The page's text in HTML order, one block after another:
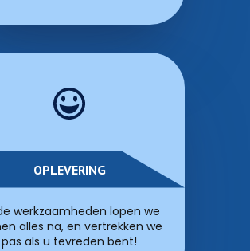
OPLEVERING
werkzaamheden lopen we
alles na, en vertrekken we
pas als u tevreden bent!